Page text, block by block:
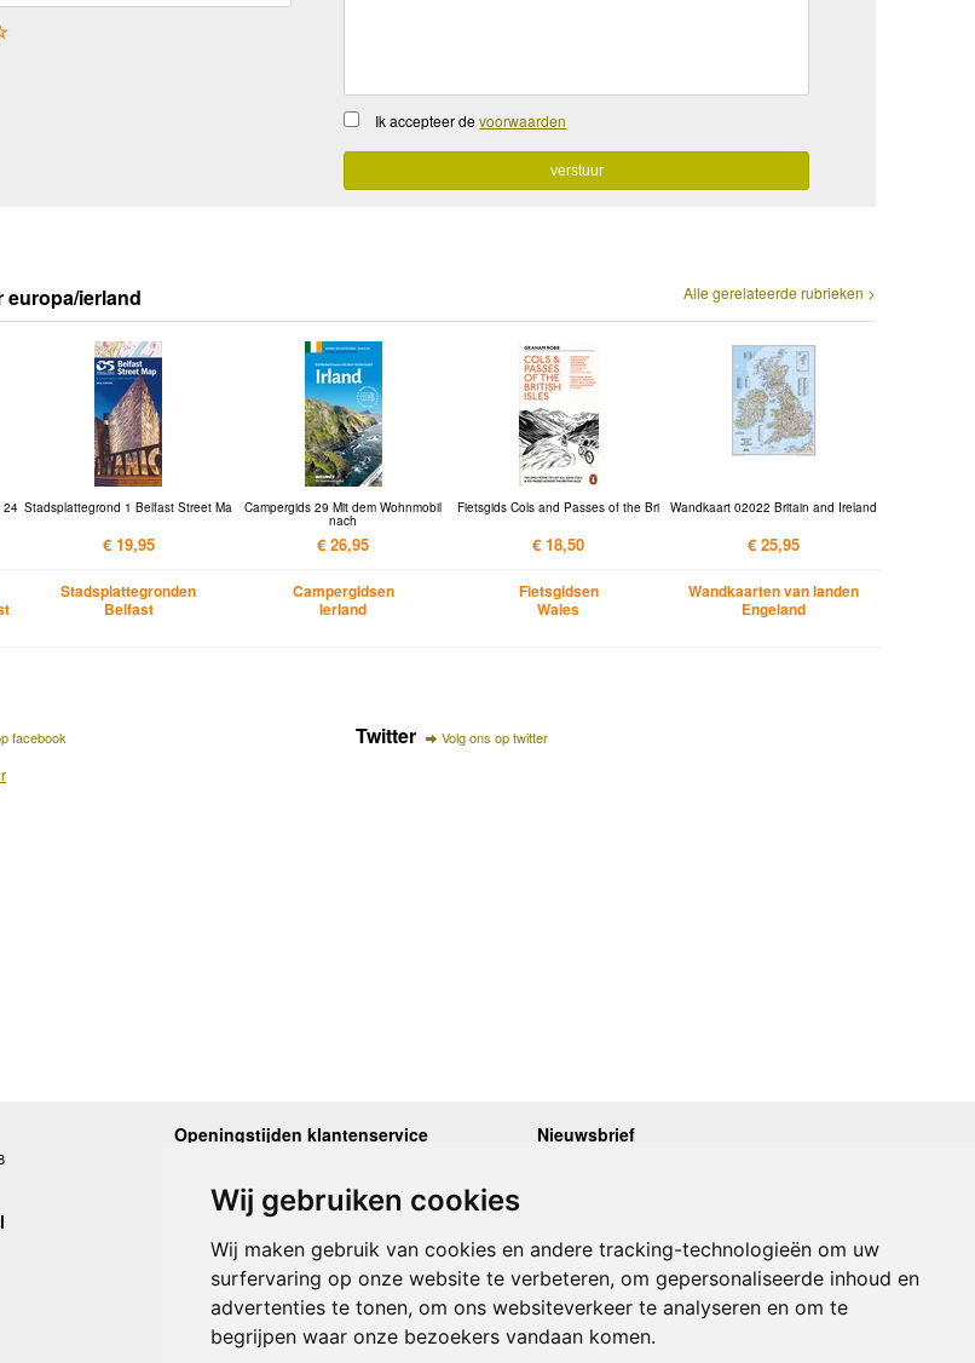
Wij gebruiken cookies
Wij maken gebruik van cookies en andere tracking-technologieën om uw
surfervaring op onze website te verbeteren, om gepersonaliseerde inhoud en
advertenties te tonen, om ons websiteverkeer te analyseren en om te
begrijpen waar onze bezoekers vandaan komen.
Ik accepteer devoorwaarden
Alle gerelateerde rubrieken >
europa/ierland
24 Stadsplattegrond 1 Belfast Street Ma
€ 19,95
Stadsplattegronden
Belfast
Campergids 29 Mit dem Wohnmobil
nach
€ 26,95
Campergidsen
Ierland
Fietsgids Cols and Passes of the Bri
€ 18,50
Fietsgidsen
Wales
Wandkaart 02022 Britain and Ireland
€ 25,95
Wandkaarten van landen
Engeland
facebook Twitter Volg ons op twitter
Openingstijden klantenservice
Woensdag
10.00 - 12.30 en 13.30 - 17.00
Donderdag
Vrijdag
10.00 - 12.30 en 13.30 - 17.00
Zaterdag
gesloten
Zondag
gesloten
Nieuwsbrief
Onze laatste Nieuwsbrief
Inschrijven